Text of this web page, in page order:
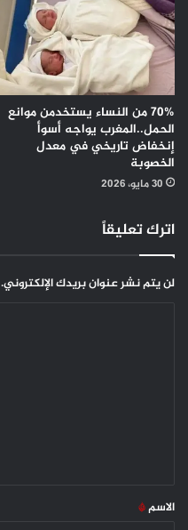
70% من النساء يستخدمن موانع
الحمل..المغرب يواجه أسوأ
إنخفاض تاريخي في معدل
الخصوبة
30 مايو، 2026
اترك تعليقاً
لن يتم نشر عنوان بريدك الإلكتروني.
*
الاسم*